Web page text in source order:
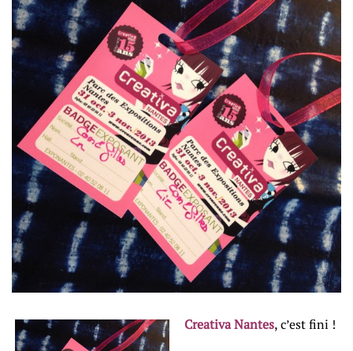
Creativa Nantes, c’est fini !